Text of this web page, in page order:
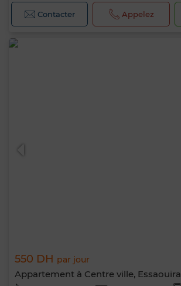
Contacter Appelez
550 DH par jour
Appartement à Centre ville, Essaouira